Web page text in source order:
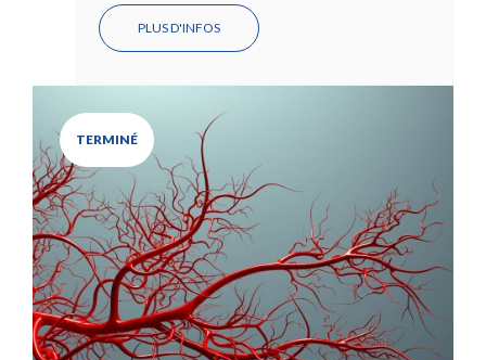
PLUS D'INFOS
TERMINÉ